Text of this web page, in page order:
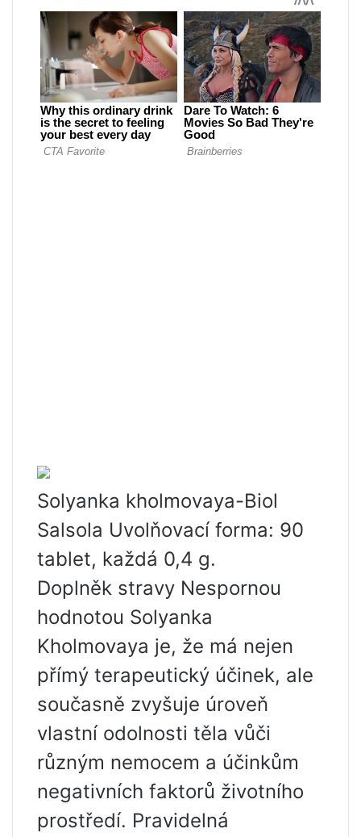
Solyanka kholmovaya-Biol
Salsola Uvolňovací forma: 90
tablet, každá 0,4 g.
Doplněk stravy Nespornou
hodnotou Solyanka
Kholmovaya je, že má nejen
přímý terapeutický účinek, ale
současně zvyšuje úroveň
vlastní odolnosti těla vůči
různým nemocem a účinkům
negativních faktorů životního
prostředí. Pravidelná